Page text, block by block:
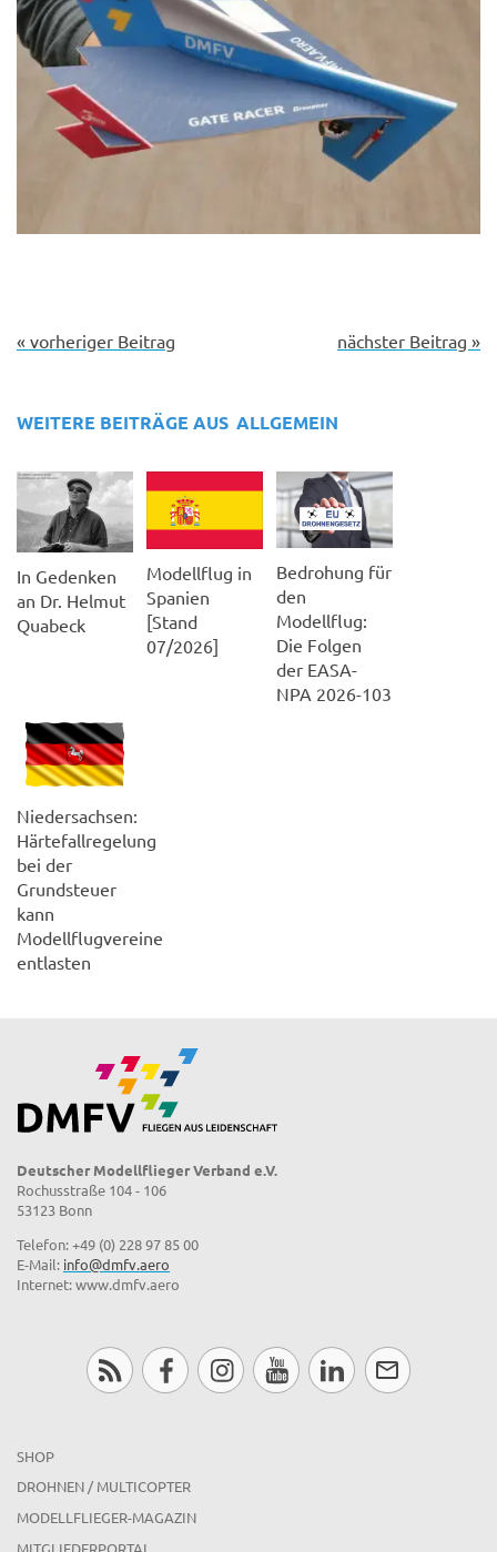
« vorheriger Beitrag nächster Beitrag »
WEITERE BEITRÄGE AUS ALLGEMEIN
In Gedenken
an Dr. Helmut
Quabeck
Modellflug in
Spanien
[Stand
07/2026]
Bedrohung für
den
Modellflug:
Die Folgen
der EASA-
NPA 2026-103
Niedersachsen:
Härtefallregelung
bei der
Grundsteuer
kann
Modellflugvereine
entlasten
Deutscher Modellflieger Verband e.V.
Rochusstraße 104 - 106
53123 Bonn
Telefon: +49 (0) 228 97 85 00
E-Mail: info@dmfv.aero
Internet: www.dmfv.aero
SHOP
DROHNEN / MULTICOPTER
MODELLFLIEGER-MAGAZIN
MITGLIEDERPORTAL